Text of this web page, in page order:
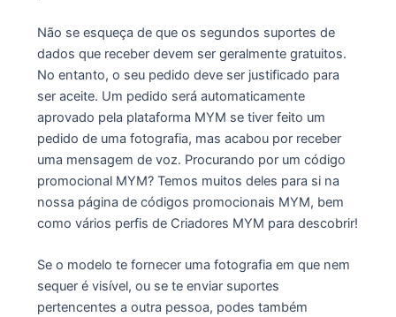
Não se esqueça de que os segundos suportes de
dados que receber devem ser geralmente gratuitos.
No entanto, o seu pedido deve ser justificado para
ser aceite. Um pedido será automaticamente
aprovado pela plataforma MYM se tiver feito um
pedido de uma fotografia, mas acabou por receber
uma mensagem de voz. Procurando por um código
promocional MYM? Temos muitos deles para si na
nossa página de códigos promocionais MYM, bem
como vários perfis de Criadores MYM para descobrir!
Se o modelo te fornecer uma fotografia em que nem
sequer é visível, ou se te enviar suportes
pertencentes a outra pessoa, podes também